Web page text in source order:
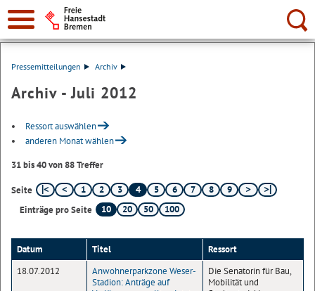
Suche:
Pressemitteilungen Archiv
Archiv - Juli 2012
Ressort auswählen
anderen Monat wählen
31 bis 40 von 88 Treffer
Seite 1 2 3 4 5 6 7 8
9
Einträge pro Seite
10 20 50 100
Datum Titel
Ressort
18.07.2012
Anwohnerparkzone Weser-
Stadion: Anträge auf
Die Senatorin für Bau,
Mobilität und